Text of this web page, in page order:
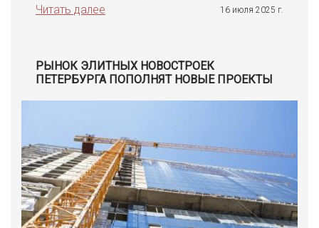
Читать далее
16 июля 2025 г.
РЫНОК ЭЛИТНЫХ НОВОСТРОЕК
ПЕТЕРБУРГА ПОПОЛНЯТ НОВЫЕ ПРОЕКТЫ